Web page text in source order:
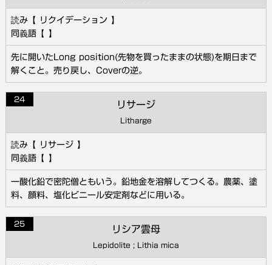
リクイデーション
先に開いたLong position(先物を買ったままの状態)を期日まで
解くこと。売り戻し、Coverの逆。
24
リサージ
Litharge
リサージ
一酸化鉛で密陀僧ともいう。鉛地金を溶解してつくる。農薬、塗
料、顔料、塩化ビニール安定剤などに用いる。
25
リシア雲母
Lepidolite ; Lithia mica